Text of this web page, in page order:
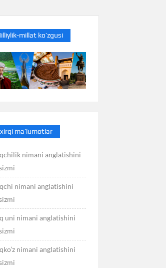
millat ko’zgusi
ma’lumotlar
nimani anglatishini
nimani anglatishini
uni nimani anglatishini
nimani anglatishini